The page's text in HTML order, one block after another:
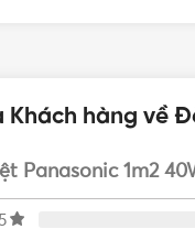
hàng về
Panasonic 1m2
5